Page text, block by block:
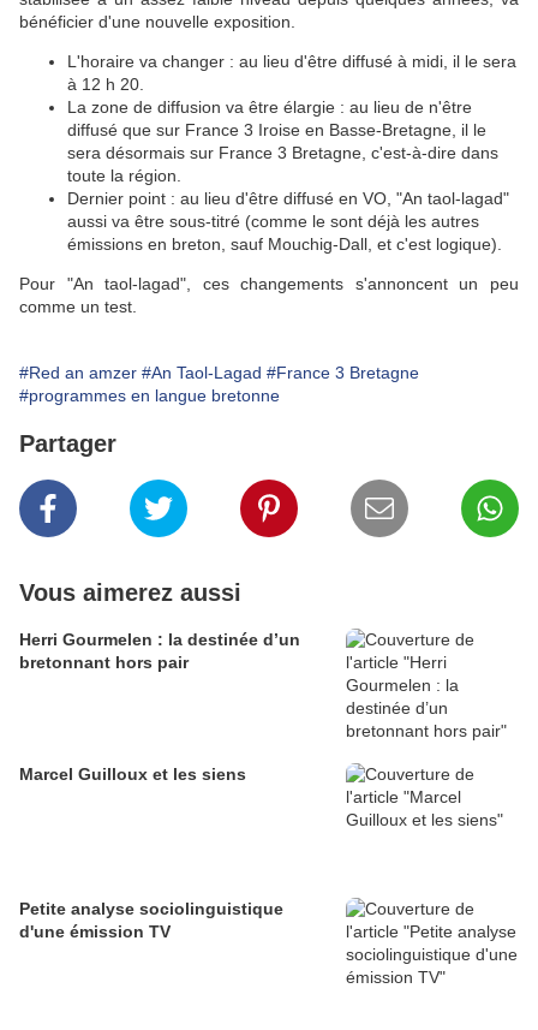
bénéficier d'une nouvelle exposition.
L'horaire va changer : au lieu d'être diffusé à midi, il le sera
à 12 h 20.
La zone de diffusion va être élargie : au lieu de n'être
diffusé que sur France 3 Iroise en Basse-Bretagne, il le
sera désormais sur France 3 Bretagne, c'est-à-dire dans
toute la région.
Dernier point : au lieu d'être diffusé en VO, "An taol-lagad"
aussi va être sous-titré (comme le sont déjà les autres
émissions en breton, sauf Mouchig-Dall, et c'est logique).
Pour "An taol-lagad", ces changements s'annoncent un peu
comme un test.
#Red an amzer #An Taol-Lagad #France 3 Bretagne
#programmes en langue bretonne
Partager
Vous aimerez aussi
Herri Gourmelen : la destinée d’un
bretonnant hors pair
Marcel Guilloux et les siens
Petite analyse sociolinguistique
d'une émission TV